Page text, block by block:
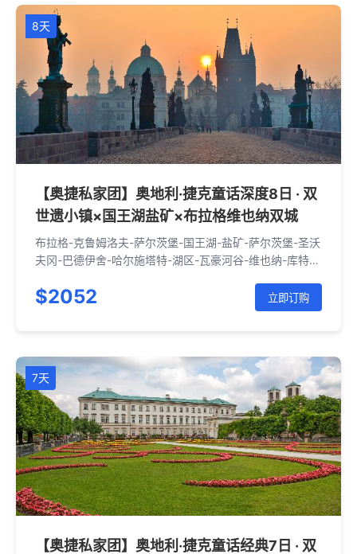
8天
【奥捷私家团】奥地利·捷克童话深度8日 · 双
世遗小镇×国王湖盐矿×布拉格维也纳双城
布拉格-克鲁姆洛夫-萨尔茨堡-国王湖-盐矿-萨尔茨堡-圣沃
夫冈-巴德伊舍-哈尔施塔特-湖区-瓦豪河谷-维也纳-库特纳
$2052 立即订购
7天
【奥捷私家团】奥地利·捷克童话经典7日 · 双